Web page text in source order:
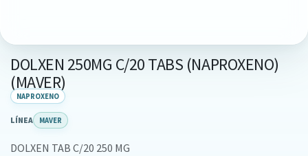
DOLXEN 250MG C/20 TABS (NAPROXENO)
(MAVER)
NAPROXENO
LÍNEA MAVER
DOLXEN TAB C/20 250 MG